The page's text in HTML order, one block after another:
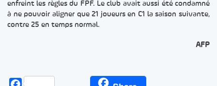
enfreint les règles du FPF. Le club avait aussi été condamné
à ne pouvoir aligner que 21 joueurs en C1 la saison suivante,
contre 25 en temps normal.
AFP